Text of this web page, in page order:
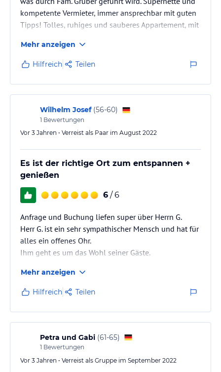
Hinweis:
Allgemeine und unverbindliche
Hoteliers-/Veranstalter-/Kataloginformationen. Alle Angaben
ohne Gewähr und ohne Prüfung durch HolidayCheck. Bitte
lies vor der Buchung die verbindlichen
jeweiligen Veranstalters.
kompetente Vermieter, immer ansprechbar mit guten
Tipps! Tolles, ruhiges und sauberes Appartement, mit
(Karl)
Mehr anzeigen
Hilfreich Teilen
Wilhelm Josef (56-60)
1 Bewertungen
Vor 3 Jahren • Verreist als Paar im August 2022
Es ist der richtige Ort zum entspannen +
genießen
6 / 6
Anfrage und Buchung liefen super über Herrn G.
Herr G. ist ein sehr sympathischer Mensch und hat für
alles ein offenes Ohr.
Ihm geht es um das Wohl seiner Gäste.
und schon lange nicht mehr so gut geschlafen,
(Top Matrazzen, gute Luft und Ruhe )
Die Wohnung sehr sauber und gut ausgestattet.
Service super, viel Auslauf für unsere Gipsy.
Wir kommen wieder.
Wilhelm und Claudia Fr. aus Uhingen.
Mehr anzeigen
Hilfreich Teilen
Petra und Gabi (61-65)
1 Bewertungen
Vor 3 Jahren • Verreist als Gruppe im September 2022